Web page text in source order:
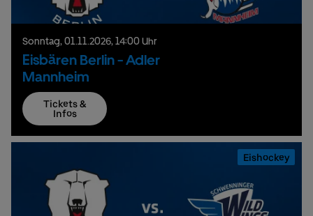
Sonntag,01.11.2026,14:00 Uhr
Eisbären Berlin - Adler
Mannheim
Tickets &
Infos
Eishockey